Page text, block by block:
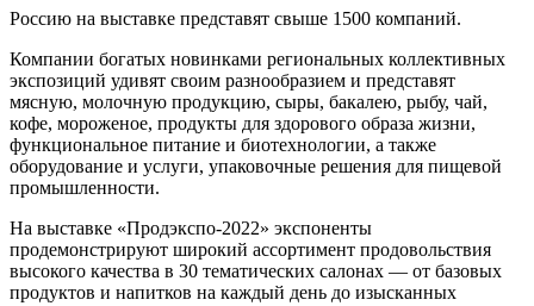
Россию на выставке представят свыше 1500 компаний.
Компании богатых новинками региональных коллективных
экспозиций удивят своим разнообразием и представят
мясную, молочную продукцию, сыры, бакалею, рыбу, чай,
кофе, мороженое, продукты для здорового образа жизни,
функциональное питание и биотехнологии, а также
оборудование и услуги, упаковочные решения для пищевой
промышленности.
На выставке «Продэкспо-2022» экспоненты
продемонстрируют широкий ассортимент продовольствия
высокого качества в 30 тематических салонах — от базовых
продуктов и напитков на каждый день до изысканных